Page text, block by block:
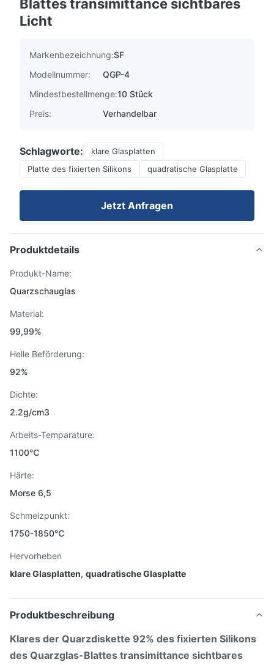
Blattes transimittance sichtbares
Licht
Markenbezeichnung:SF
Modellnummer:
QGP-4
Mindestbestellmenge:10 Stück
Preis:
Verhandelbar
Schlagworte:
klare Glasplatten
Platte des fixierten Silikons
quadratische Glasplatte
Jetzt Anfragen
Produktdetails
Produkt-Name:
Quarzschauglas
Material:
99,99%
Helle Beförderung:
92%
Dichte:
2.2g/cm3
Arbeits-Temparature:
1100℃
Härte:
Morse 6,5
Schmelzpunkt:
1750-1850℃
Hervorheben
klare Glasplatten, quadratische Glasplatte
Produktbeschreibung
Klares der Quarzdiskette 92% des fixierten Silikons
des Quarzglas-Blattes transimittance sichtbares